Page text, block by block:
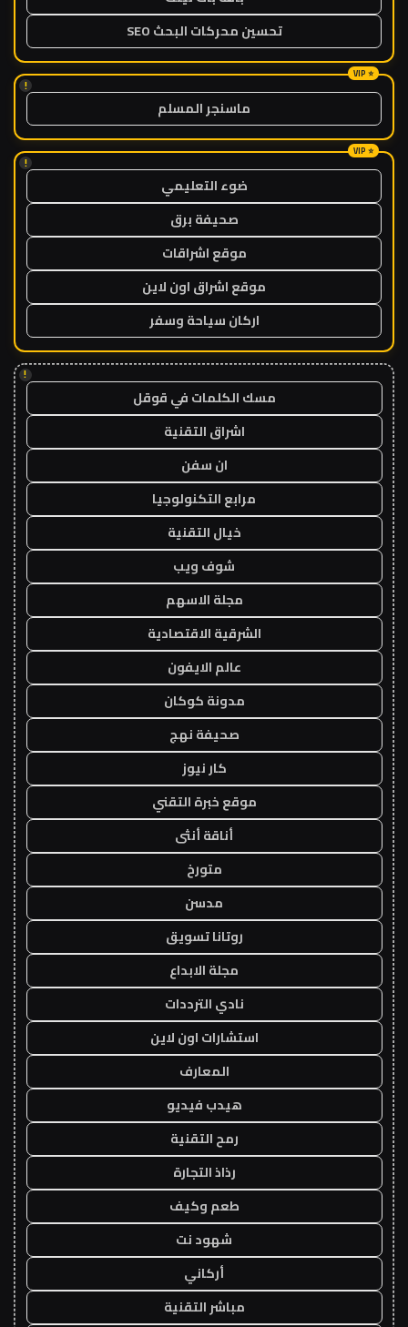
تحسين محركات البحث SEO
!
ماسنجر المسلم
!
ضوء التعليمي
صحيفة برق
موقع اشراقات
موقع اشراق اون لاين
اركان سياحة وسفر
!
مسك الكلمات في قوقل
اشراق التقنية
ان سفن
مرابع التكنولوجيا
خيال التقنية
شوف ويب
مجلة الاسهم
الشرقية الاقتصادية
عالم الايفون
مدونة كوكان
صحيفة نهج
كار نيوز
موقع خبرة التقني
أناقة أنثى
متورخ
مدسن
روتانا تسويق
مجلة الابداع
نادي الترددات
استشارات اون لاين
المعارف
هيدب فيديو
رمح التقنية
رذاذ التجارة
طعم وكيف
شهود نت
أركاني
مباشر التقنية